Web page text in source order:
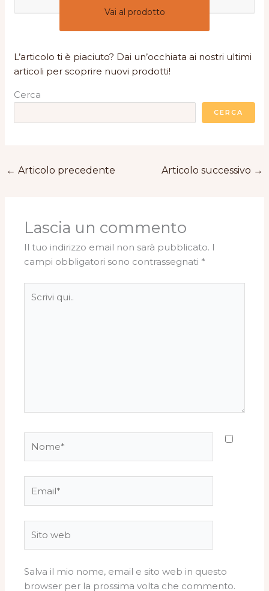
Vai al prodotto
L’articolo ti è piaciuto? Dai un’occhiata ai nostri ultimi
articoli per scoprire nuovi prodotti!
Cerca
CERCA
← Articolo precedente Articolo successivo →
Lascia un commento
Il tuo indirizzo email non sarà pubblicato. I
campi obbligatori sono contrassegnati *
qui..
web
Salva il mio nome, email e sito web in questo
browser per la prossima volta che commento.